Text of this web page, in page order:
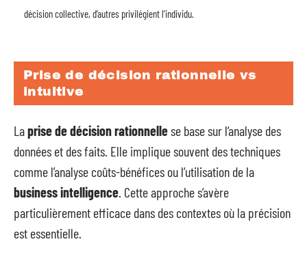
décision collective, d’autres privilégient l’individu.
Prise de décision rationnelle vs
intuitive
Laprise de décision rationnellese base sur l’analyse des
données et des faits. Elle implique souvent des techniques
comme l’analyse coûts-bénéfices ou l’utilisation de la
business intelligence. Cette approche s’avère
particulièrement efficace dans des contextes où la précision
est essentielle.